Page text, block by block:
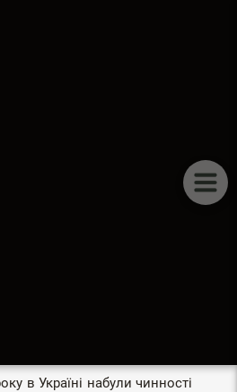
ЩО ЦЕ
в Україні набули чинності